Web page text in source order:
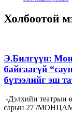
Холбоотой
Э.Билгүүн:
байгаагүй
бүтээлийг эш
-Дэлхийн театрын
сарын 27 /